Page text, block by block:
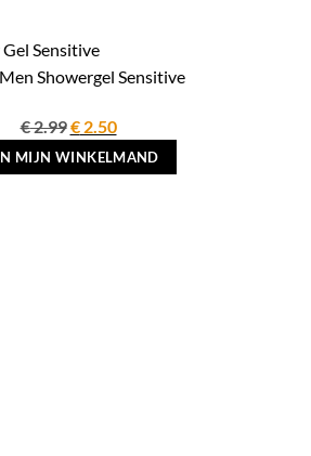
Showergel Sensitive
€2.99Oorspronkelijke
prijs
was:
€2.50Huidige
prijs
is:
MIJN WINKELMAND